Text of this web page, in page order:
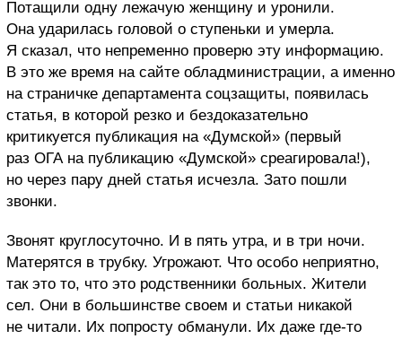
Потащили одну лежачую женщину и уронили.
Она ударилась головой о ступеньки и умерла.
Я сказал, что непременно проверю эту информацию.
В это же время на сайте обладминистрации, а именно
на страничке департамента соцзащиты, появилась
статья, в которой резко и бездоказательно
критикуется публикация на «Думской» (первый
раз ОГА на публикацию «Думской» среагировала!),
но через пару дней статья исчезла. Зато пошли
звонки.
Звонят круглосуточно. И в пять утра, и в три ночи.
Матерятся в трубку. Угрожают. Что особо неприятно,
так это то, что это родственники больных. Жители
сел. Они в большинстве своем и статьи никакой
не читали. Их попросту обманули. Их даже где-то